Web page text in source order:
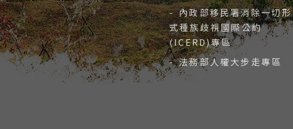
- 內政部移民署消除一切形
式種族歧視國際公約
(ICERD)專區
- 法務部人權大步走專區